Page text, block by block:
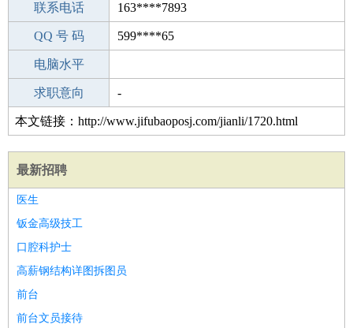
期望月薪
联系电话 163****7893
手机号码 163****7893
QQ 号 码 599****65
微信号码
电脑水平
外语水平
求职意向 -
本文链接：http://www.jifubaoposj.com/jianli/1720.html
最新招聘
医生
钣金高级技工
口腔科护士
高薪钢结构详图拆图员
前台
前台文员接待